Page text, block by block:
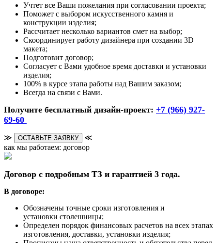
Учтет все Ваши пожелания при согласовании проекта;
Поможет с выбором искусственного камня и
конструкции изделия;
Рассчитает несколько вариантов смет на выбор;
Скоординирует работу дизайнера при создании 3D
макета;
Подготовит договор;
Согласует с Вами удобное время доставки и установки
изделия;
100% в курсе этапа работы над Вашим заказом;
Всегда на связи с Вами.
Получите бесплатный дизайн-проект: +7 (966) 927-
69-60
≫ ОСТАВЬТЕ ЗАЯВКУ
≪
как мы работаем: договор
Договор с подробным ТЗ и гарантией 3 года.
В договоре:
Обозначены точные сроки изготовления и
установки столешницы;
Определен порядок финансовых расчетов на всех этапах
изготовления, доставки, установки изделия;